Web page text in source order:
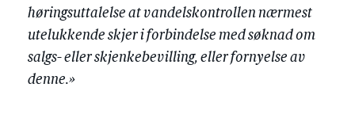
høringsuttalelse at vandelskontrollen nærmest
utelukkende skjer i forbindelse med søknad om
salgs- eller skjenkebevilling, eller fornyelse av
denne.»